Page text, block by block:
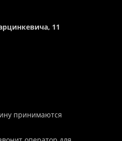
11
принимаются